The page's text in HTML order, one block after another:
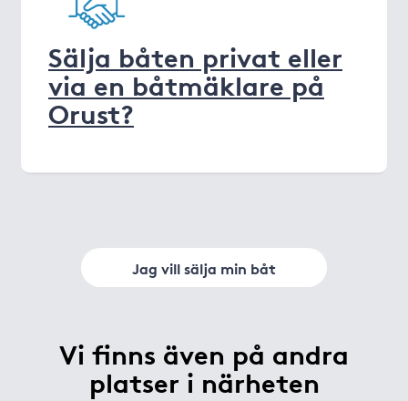
Sälja båten privat eller
via en båtmäklare på
Orust?
Jag vill sälja min båt
Vi finns även på andra
platser i närheten